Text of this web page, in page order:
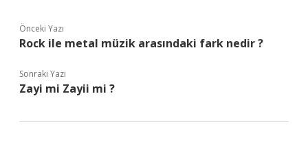
Önceki Yazı
Rock ile metal müzik arasındaki fark nedir ?
Sonraki Yazı
Zayi mi Zayii mi ?